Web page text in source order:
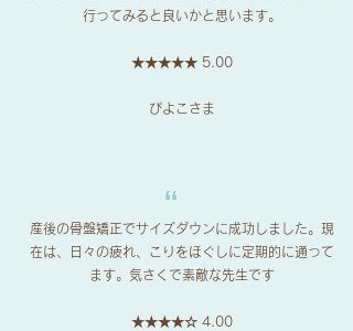
行ってみると良いかと思います。
★★★★★ 5.00
ぴよこさま
産後の骨盤矯正でサイズダウンに成功しました。現
在は、日々の疲れ、こりをほぐしに定期的に通って
ます。気さくで素敵な先生です
★★★★☆ 4.00
​“